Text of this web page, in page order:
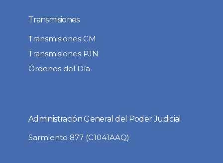
Transmisiones
Transmisiones CM
Transmisiones PJN
Órdenes del Día
Administración General del Poder Judicial
Sarmiento 877 (C1041AAQ)